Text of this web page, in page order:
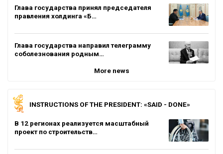
Глава государства принял председателя
правления холдинга «Б…
Глава государства направил телеграмму
соболезнования родным…
More news
INSTRUCTIONS OF THE PRESIDENT: «SAID - DONE»
В 12 регионах реализуется масштабный
проект по строительств…